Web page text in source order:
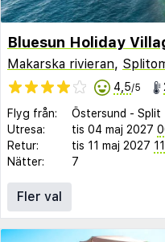
Bluesun Holiday
Makarska rivieran,
4,5/5
Flyg från: Östersund - Split
Utresa:
tis 04 maj 2027
Retur:
tis 11 maj 2027
Nätter:
7
Fler val